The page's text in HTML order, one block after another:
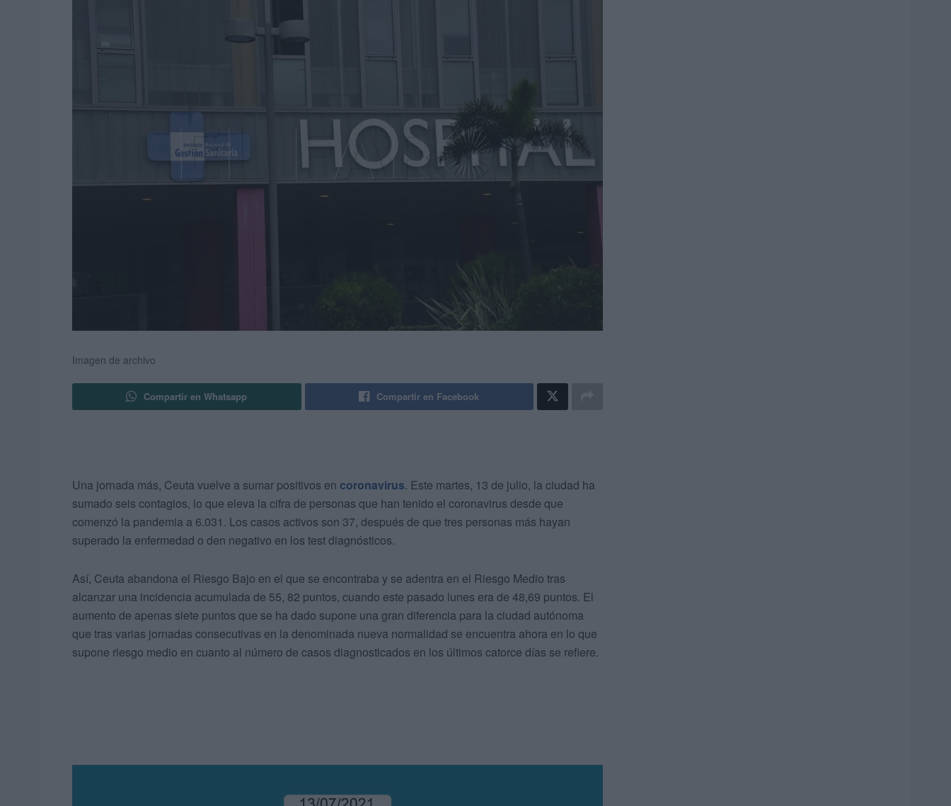
Imagen de archivo
Compartir en Whatsapp Compartir en Facebook
Una jornada más, Ceuta vuelve a sumar positivos en coronavirus. Este martes, 13 de julio, la ciudad ha
sumado seis contagios, lo que eleva la cifra de personas que han tenido el coronavirus desde que
comenzó la pandemia a 6.031. Los casos activos son 37, después de que tres personas más hayan
superado la enfermedad o den negativo en los test diagnósticos.
Así, Ceuta abandona el Riesgo Bajo en el que se encontraba y se adentra en el Riesgo Medio tras
alcanzar una incidencia acumulada de 55, 82 puntos, cuando este pasado lunes era de 48,69 puntos. El
aumento de apenas siete puntos que se ha dado supone una gran diferencia para la ciudad autónoma
que tras varias jornadas consecutivas en la denominada nueva normalidad se encuentra ahora en lo que
supone riesgo medio en cuanto al número de casos diagnosticados en los últimos catorce días se refiere.